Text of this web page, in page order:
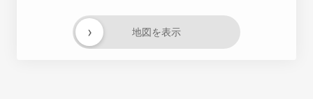
地図を表示
›